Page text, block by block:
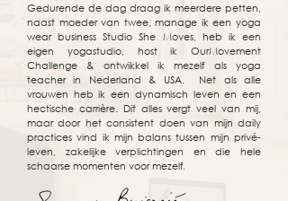
Gedurende de dag draag ik meerdere petten,
naast moeder van twee, manage ik een yoga
wear business Studio She Moves, heb ik een
eigen yogastudio, host ik OurMovement
Challenge & ontwikkel ik mezelf als yoga
teacher in Nederland & USA. Net als alle
vrouwen heb ik een dynamisch leven en een
hectische carrière. Dit alles vergt veel van mij,
maar door het consistent doen van mijn daily
practices vind ik mijn balans tussen mijn privé-
leven, zakelijke verplichtingen en die hele
schaarse momenten voor mezelf.